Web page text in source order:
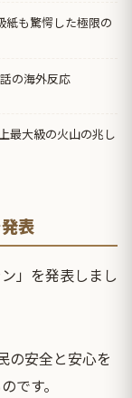
紙も驚愕した極限の
の海外反応
最大級の火山の兆し
表
」を発表しまし
の安全と安心を
です。